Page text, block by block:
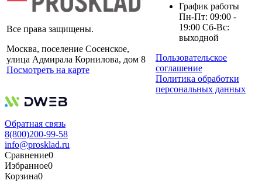
Все права защищены.
Москва, поселение Сосенское,
улица Адмирала Корнилова, дом 8
Посмотреть на карте
График работы
Пн-Пт: 09:00 -
19:00 Сб-Вс:
выходной
Пользовательское
соглашение
Политика обработки
персональных данных
Обратная связь
8(800)200-99-58
info@prosklad.ru
Сравнение0
Избранное0
Корзина0